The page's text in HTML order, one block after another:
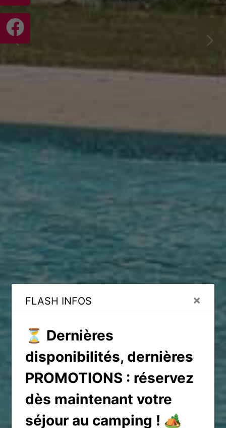
FLASH INFOS ×
⏳ Dernières
disponibilités, dernières
PROMOTIONS : réservez
dès maintenant votre
séjour au camping ! 🏕️
Previous